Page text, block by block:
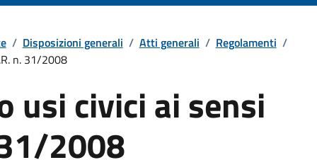
/ Disposizioni generali / Atti generali / Regolamenti /
n. 31/2008
usi civici ai sensi
2008